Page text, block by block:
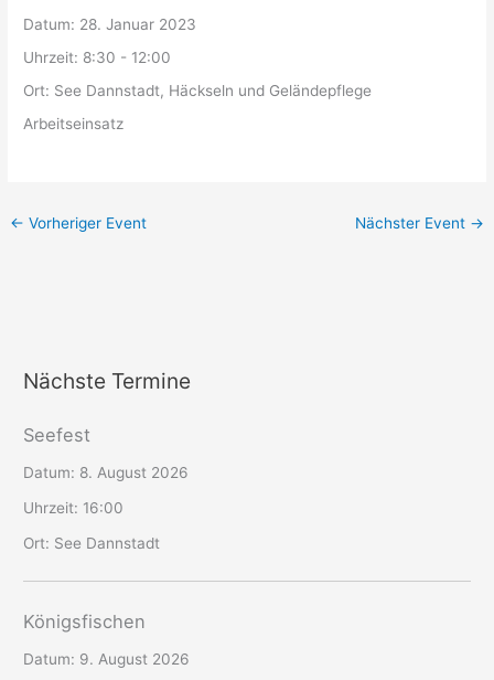
Datum: 28. Januar 2023
Uhrzeit: 8:30 - 12:00
Ort: See Dannstadt, Häckseln und Geländepflege
Arbeitseinsatz
← Vorheriger Event Nächster Event →
Nächste Termine
Seefest
Datum: 8. August 2026
Uhrzeit: 16:00
Ort: See Dannstadt
Königsfischen
Datum: 9. August 2026